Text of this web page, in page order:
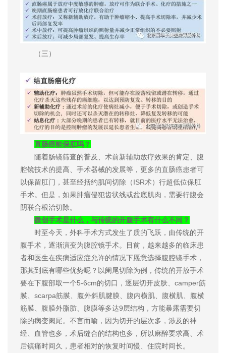
（三）
直肠癌能保肛吗？
随着肠镜筛查的普及、术前新辅助放疗效果的肯定、腹
腔镜技术的提高、手术器械的发展等，更多的直肠癌患者可
以保留肛门，甚至经括约肌间切除（ISR术）行超低位保肛
手术。但是，如果肿瘤侵犯齿状线或盆底肌肉，需要行腹会
阴联合根治切除。
微创手术是什么，与传统的开腹手术有什么不同？
时至今天，外科手术方式发生了质的飞跃，由传统的开
腹手术，逐渐演变为腹腔镜手术。目前，越来越多的临床患
者和医生在疾病适应症允许的情况下愿意选择腹腔镜手术，
那其到底有哪些优势呢？以阑尾切除为例，传统的开放手术
要在下腹部取一个5-6cm的切口，逐层切开皮肤、camper筋
膜、scarpa筋膜、腹外斜肌腱膜、腹内横肌、腹横肌、腹横
筋膜、腹膜外脂肪、腹膜等多达9层结构，方能暴露需要切
除的病变阑尾。不言而喻，因为切开的层次多，涉及的神
经、血管也多，术后缝合的结构也多，所以麻醉要求高、术
后镇痛时间久，患者相对的恢复时间慢、住院时间长。